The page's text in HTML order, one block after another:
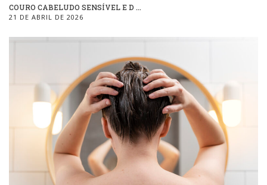
COURO CABELUDO SENSÍVEL E D ...
21 DE ABRIL DE 2026